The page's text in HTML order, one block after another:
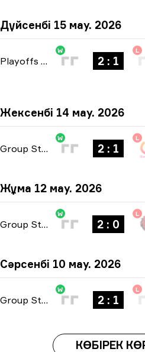
Дүйсенбі 15 мау. 2026
Playoffs bo3
W
2 : 1
L
Жексенбі 14 мау. 2026
Group Stage -bo3
W
2 : 1
L
Жұма 12 мау. 2026
Group Stage -bo3
W
2 : 0
L
Сәрсенбі 10 мау. 2026
Group Stage -bo3
W
2 : 1
L
КӨБІРЕК